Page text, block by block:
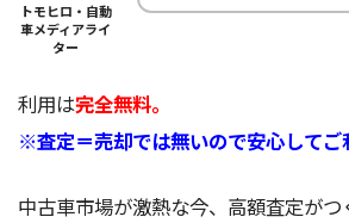
トモヒロ・自動
車メディアライ
ター
利用は完全無料。
※査定＝売却では無いので安心してご
中古車市場が激熱な今、高額査定が